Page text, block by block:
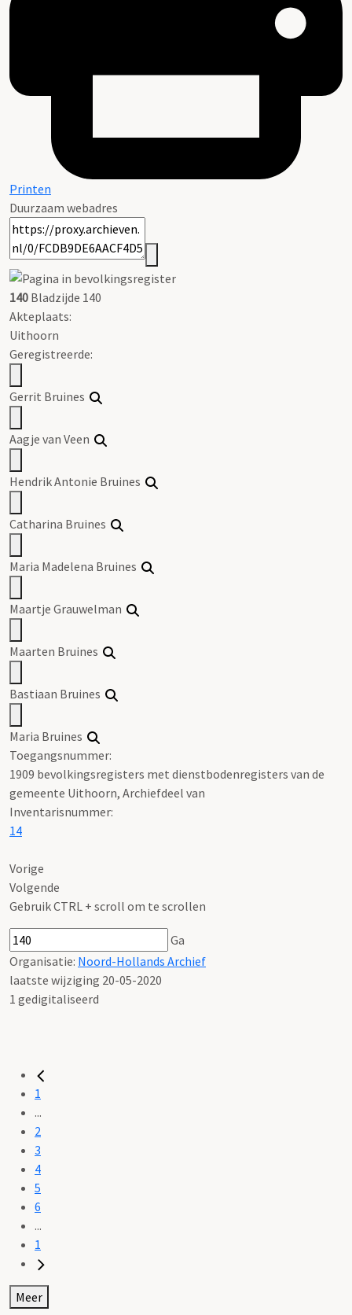
Printen
Duurzaam webadres
140 Bladzijde 140
Akteplaats:
Uithoorn
Geregistreerde:
Gerrit Bruines
Aagje van Veen
Hendrik Antonie Bruines
Catharina Bruines
Maria Madelena Bruines
Maartje Grauwelman
Maarten Bruines
Bastiaan Bruines
Maria Bruines
Toegangsnummer:
1909 bevolkingsregisters met dienstbodenregisters van de
gemeente Uithoorn, Archiefdeel van
Inventarisnummer:
14
Vorige
Volgende
Gebruik CTRL + scroll om te scrollen
Ga
Organisatie: Noord-Hollands Archief
laatste wijziging 20-05-2020
1 gedigitaliseerd
1
...
2
3
4
5
6
...
1
Meer